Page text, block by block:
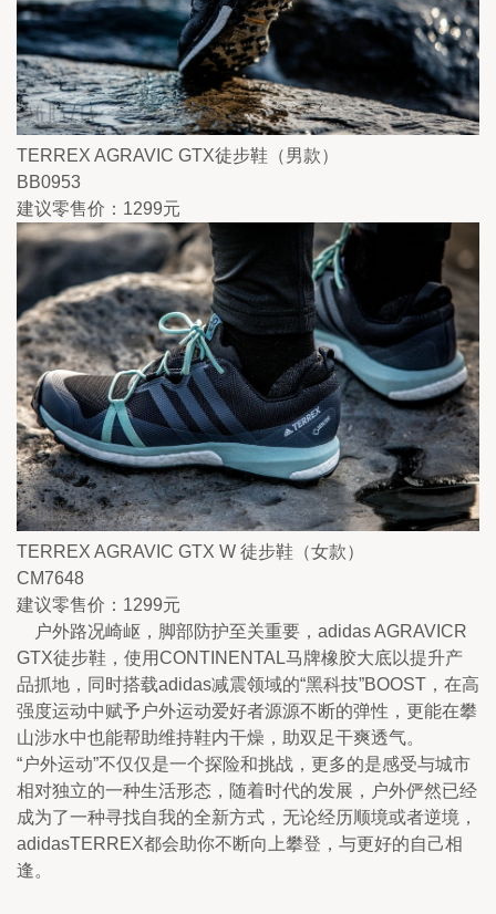
TERREX AGRAVIC GTX徒步鞋（男款）
BB0953
建议零售价：1299元
TERREX AGRAVIC GTX W 徒步鞋（女款）
CM7648
建议零售价：1299元
户外路况崎岖，脚部防护至关重要，adidas AGRAVICR
GTX徒步鞋，使用CONTINENTAL马牌橡胶大底以提升产
品抓地，同时搭载adidas减震领域的“黑科技”BOOST，在高
强度运动中赋予户外运动爱好者源源不断的弹性，更能在攀
山涉水中也能帮助维持鞋内干燥，助双足干爽透气。
“户外运动”不仅仅是一个探险和挑战，更多的是感受与城市
相对独立的一种生活形态，随着时代的发展，户外俨然已经
成为了一种寻找自我的全新方式，无论经历顺境或者逆境，
adidasTERREX都会助你不断向上攀登，与更好的自己相
逢。